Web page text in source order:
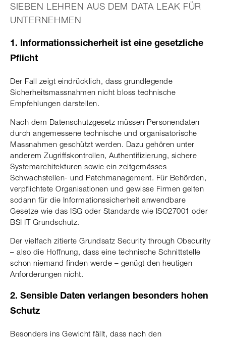
SIEBEN LEHREN AUS DEM DATA LEAK FÜR
UNTERNEHMEN
1. Informationssicherheit ist eine gesetzliche
Pflicht
Der Fall zeigt eindrücklich, dass grundlegende
Sicherheitsmassnahmen nicht bloss technische
Empfehlungen darstellen.
Nach dem Datenschutzgesetz müssen Personendaten
durch angemessene technische und organisatorische
Massnahmen geschützt werden. Dazu gehören unter
anderem Zugriffskontrollen, Authentifizierung, sichere
Systemarchitekturen sowie ein zeitgemässes
Schwachstellen- und Patchmanagement. Für Behörden,
verpflichtete Organisationen und gewisse Firmen gelten
sodann für die Informationssicherheit anwendbare
Gesetze wie das ISG oder Standards wie ISO27001 oder
BSI IT Grundschutz.
Der vielfach zitierte Grundsatz Security through Obscurity
– also die Hoffnung, dass eine technische Schnittstelle
schon niemand finden werde – genügt den heutigen
Anforderungen nicht.
2. Sensible Daten verlangen besonders hohen
Schutz
Besonders ins Gewicht fällt, dass nach den